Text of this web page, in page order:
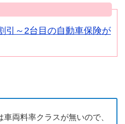
引～2台目の自動車保険が
両料率クラスが無いので、